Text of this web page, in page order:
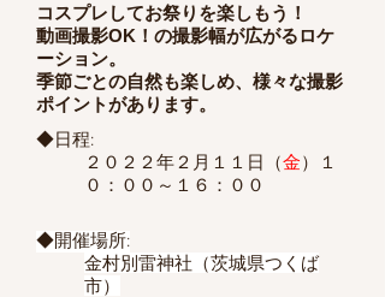
コスプレしてお祭りを楽しもう！
動画撮影OK！の撮影幅が広がるロケ
ーション。
季節ごとの自然も楽しめ、様々な撮影
ポイントがあります。
◆日程:
​２０２２年２月１１日（金）１
０：００～１６：００
◆開催場所:
金村別雷神社（茨城県つくば
市）